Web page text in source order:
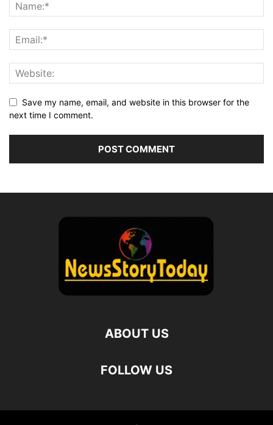
Save my name, email, and website in this browser for the
next time I comment.
ABOUT US
FOLLOW US